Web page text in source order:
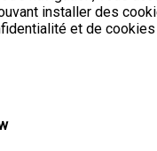
installer des
et de cookies